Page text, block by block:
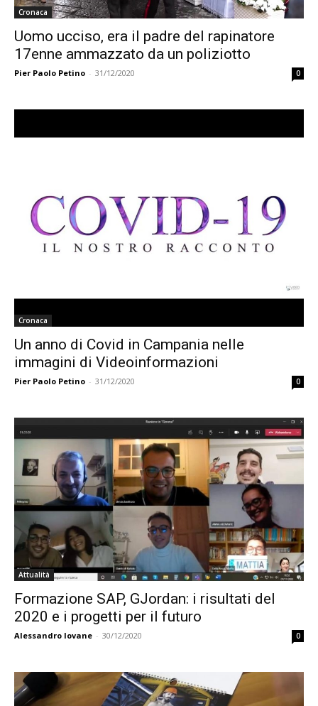
Cronaca
Uomo ucciso, era il padre del rapinatore
17enne ammazzato da un poliziotto
Pier Paolo Petino - 31/12/2020 0
Cronaca
Un anno di Covid in Campania nelle
immagini di Videoinformazioni
Pier Paolo Petino - 31/12/2020 0
Attualità
Formazione SAP, GJordan: i risultati del
2020 e i progetti per il futuro
Alessandro Iovane - 30/12/2020 0